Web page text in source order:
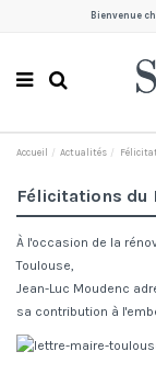
Bienvenue
Accueil Actualités
Félicitations du
À l'occasion de la
Toulouse,
Jean-Luc Moudenc
sa contribution à